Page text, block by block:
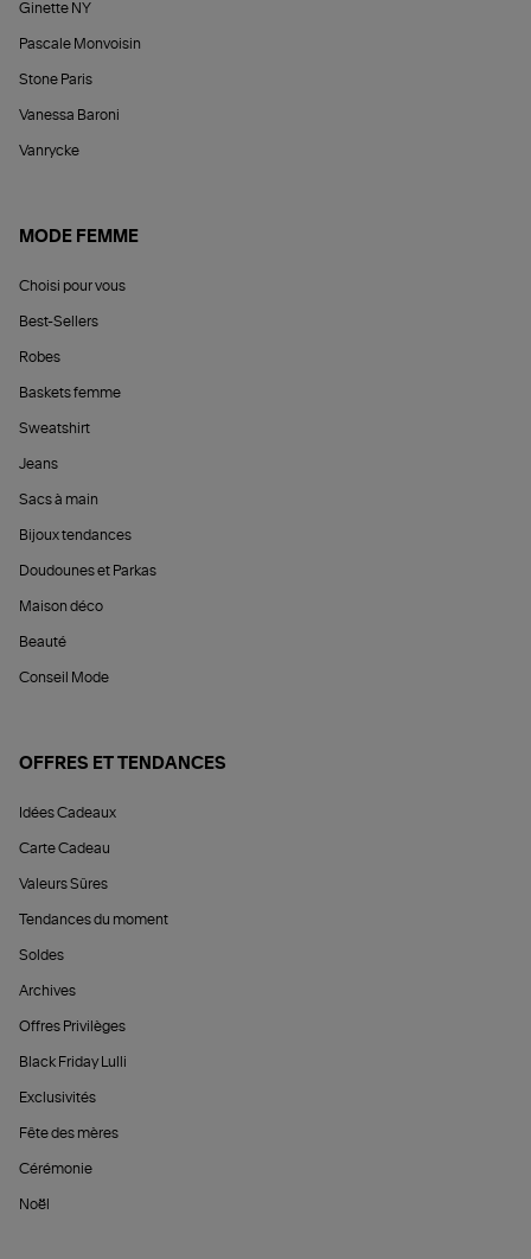
Ginette NY
Pascale Monvoisin
Stone Paris
Vanessa Baroni
Vanrycke
MODE FEMME
Choisi pour vous
Best-Sellers
Robes
Baskets femme
Sweatshirt
Jeans
Sacs à main
Bijoux tendances
Doudounes et Parkas
Maison déco
Beauté
Conseil Mode
OFFRES ET TENDANCES
Idées Cadeaux
Carte Cadeau
Valeurs Sûres
Tendances du moment
Soldes
Archives
Offres Privilèges
Black Friday Lulli
Exclusivités
Fête des mères
Cérémonie
Noël